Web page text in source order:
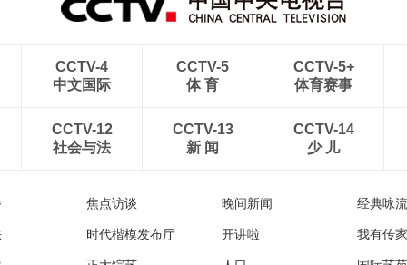
CCTV-4
中文国际
CCTV-5
体 育
CCTV-5+
体育赛事
CCTV-12
社会与法
CCTV-13
新 闻
CCTV-14
少 儿
焦点访谈 晚间新闻 经典咏
时代楷模发布厅 开讲啦 我有传